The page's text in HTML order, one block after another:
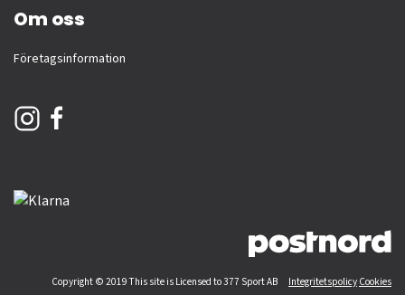
Om oss
Företagsinformation
Copyright © 2019 This site is Licensed to 377 Sport AB Integritetspolicy Cookies